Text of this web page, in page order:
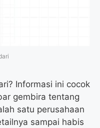
Informasi ini cocok
gembira tentang
satu perusahaan
sampai habis